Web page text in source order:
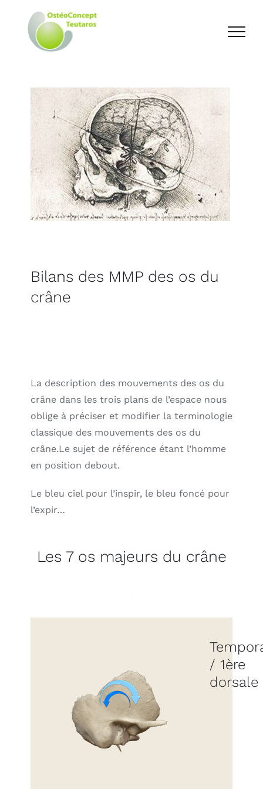
Bilans des MMP des os du
crâne
La description des mouvements des os du
crâne dans les trois plans de l’espace nous
oblige à préciser et modifier la terminologie
classique des mouvements des os du
crâne.Le sujet de référence étant l’homme
en position debout.
Le bleu ciel pour l’inspir, le bleu foncé pour
l’expir…
Les 7 os majeurs du crâne
/ 1ère
dorsale